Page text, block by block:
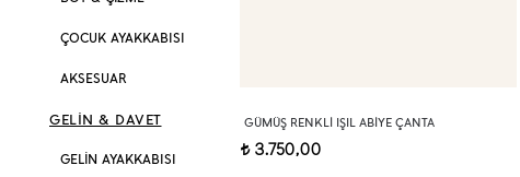
ÇOCUK AYAKKABISI
AKSESUAR
GELİN & DAVET
GELİN AYAKKABISI
GÜMÜŞ RENKLI IŞIL ABIYE ÇANTA
t3.750,00